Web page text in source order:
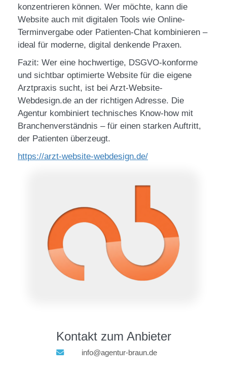
konzentrieren können. Wer möchte, kann die
Website auch mit digitalen Tools wie Online-
Terminvergabe oder Patienten-Chat kombinieren –
ideal für moderne, digital denkende Praxen.
Fazit: Wer eine hochwertige, DSGVO-konforme
und sichtbar optimierte Website für die eigene
Arztpraxis sucht, ist bei Arzt-Website-
Webdesign.de an der richtigen Adresse. Die
Agentur kombiniert technisches Know-how mit
Branchenverständnis – für einen starken Auftritt,
der Patienten überzeugt.
https://arzt-website-webdesign.de/
Kontakt zum Anbieter
info@agentur-braun.de